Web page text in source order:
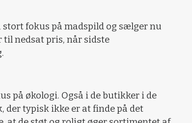
fokus på madspild og sælger nu
nedsat pris, når sidste
på økologi. Også i de butikker i de
der typisk ikke er at finde på det